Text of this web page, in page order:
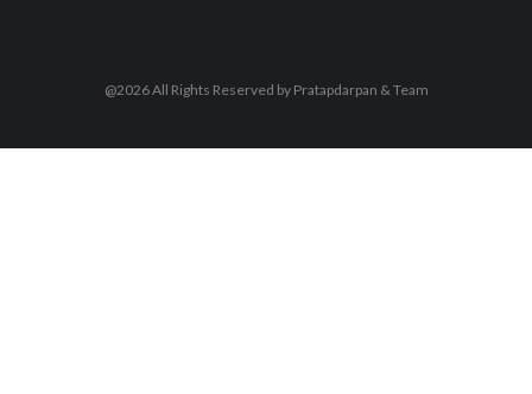
@2026 All Rights Reserved by Pratapdarpan & Team